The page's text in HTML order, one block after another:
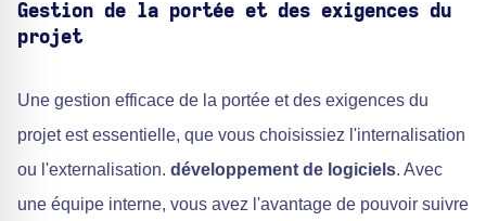
Gestion de la portée et des exigences du
projet
Une gestion efficace de la portée et des exigences du
projet est essentielle, que vous choisissiez l'internalisation
ou l'externalisation. développement de logiciels. Avec
une équipe interne, vous avez l'avantage de pouvoir suivre